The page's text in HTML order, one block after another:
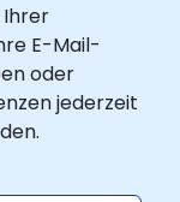
E-Mail-
oder
jederzeit